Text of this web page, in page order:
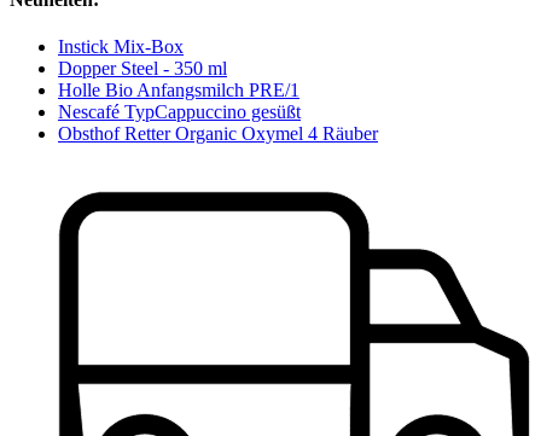
Instick Mix-Box
Dopper Steel - 350 ml
Holle Bio Anfangsmilch PRE/1
Nescafé TypCappuccino gesüßt
Obsthof Retter Organic Oxymel 4 Räuber